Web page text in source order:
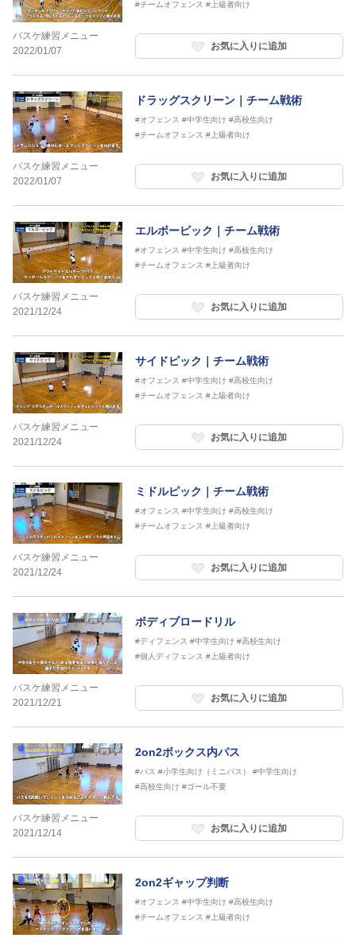
バスケ練習メニュー
2022/01/07
#チームオフェンス #上級者向け
お気に入りに追加
バスケ練習メニュー
2022/01/07
ドラッグスクリーン｜チーム戦術
#オフェンス #中学生向け #高校生向け
#チームオフェンス #上級者向け
お気に入りに追加
バスケ練習メニュー
2021/12/24
エルボーピック｜チーム戦術
#オフェンス #中学生向け #高校生向け
#チームオフェンス #上級者向け
お気に入りに追加
バスケ練習メニュー
2021/12/24
サイドピック｜チーム戦術
#オフェンス #中学生向け #高校生向け
#チームオフェンス #上級者向け
お気に入りに追加
バスケ練習メニュー
2021/12/24
ミドルピック｜チーム戦術
#オフェンス #中学生向け #高校生向け
#チームオフェンス #上級者向け
お気に入りに追加
バスケ練習メニュー
2021/12/21
ボディブロードリル
#ディフェンス #中学生向け #高校生向け
#個人ディフェンス #上級者向け
お気に入りに追加
バスケ練習メニュー
2021/12/14
2on2ボックス内パス
#パス #小学生向け（ミニバス）
#中学生向け
#高校生向け #ゴール不要
お気に入りに追加
2on2ギャップ判断
#オフェンス #中学生向け #高校生向け
#チームオフェンス #上級者向け